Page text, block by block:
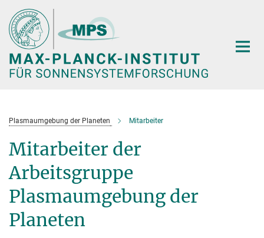
Hauptinhalt
Plasmaumgebung der Planeten Mitarbeiter
Mitarbeiter der
Arbeitsgruppe
Plasmaumgebung der
Planeten